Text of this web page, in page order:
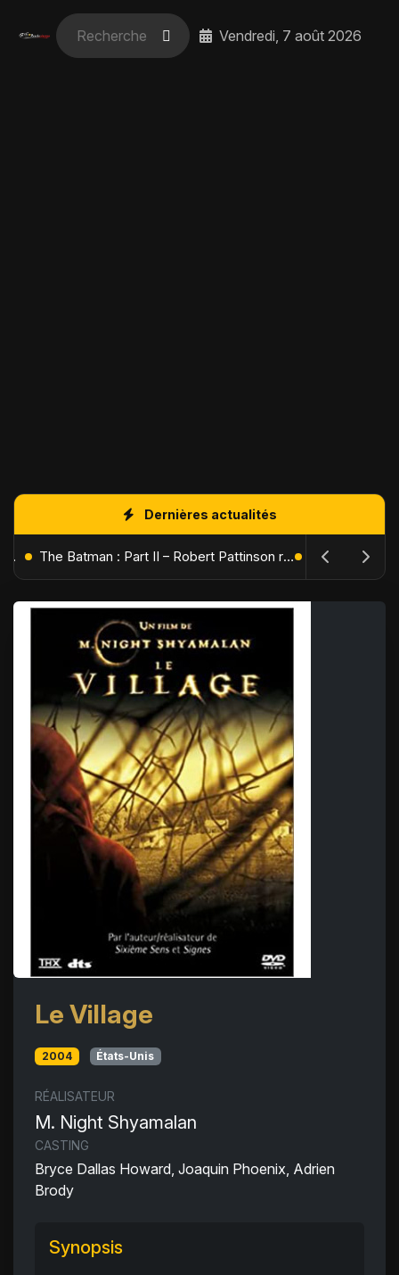
Vendredi, 7 août 2026
Dernières actualités
L'Âge de Glace : Le Réveil du Volcan – Manny, Sid et Diego de retour pour une aventure explosive The Batman : Part II – Robert Pattinson replonge dans les ténèbres de Gotham dès octobre 2027
Le Village
2004 États-Unis
RÉALISATEUR
M. Night Shyamalan
CASTING
Bryce Dallas Howard, Joaquin Phoenix, Adrien
Brody
Synopsis